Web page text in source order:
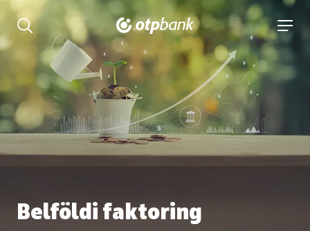
tartalmához
Keresés kinyitása
Belföldi faktoring